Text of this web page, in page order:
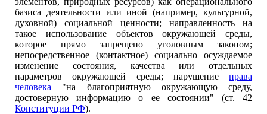
базиса деятельности или иной (например, культурной,
духовной) социальной ценности; направленность на
такое использование объектов окружающей среды,
которое прямо запрещено уголовным законом;
непосредственное (контактное) социально осуждаемое
изменение состояния, качества или отдельных
параметров окружающей среды; нарушение права
человека "на благоприятную окружающую среду,
достоверную информацию о ее состоянии" (ст. 42
Конституции РФ).